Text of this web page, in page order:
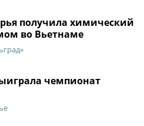
получила химический
во Вьетнаме
чемпионат